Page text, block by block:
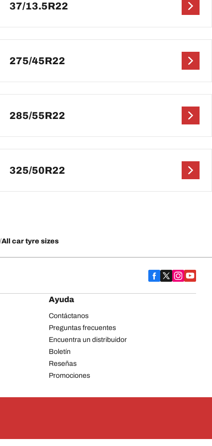
37/13.5R22
275/45R22
285/55R22
325/50R22
All car tyre sizes
Ayuda
Contáctanos
Preguntas frecuentes
Encuentra un distribuidor
Boletín
Reseñas
Promociones